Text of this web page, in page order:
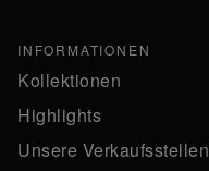
INFORMATIONEN
Kollektionen
Highlights
Unsere Verkaufsstellen